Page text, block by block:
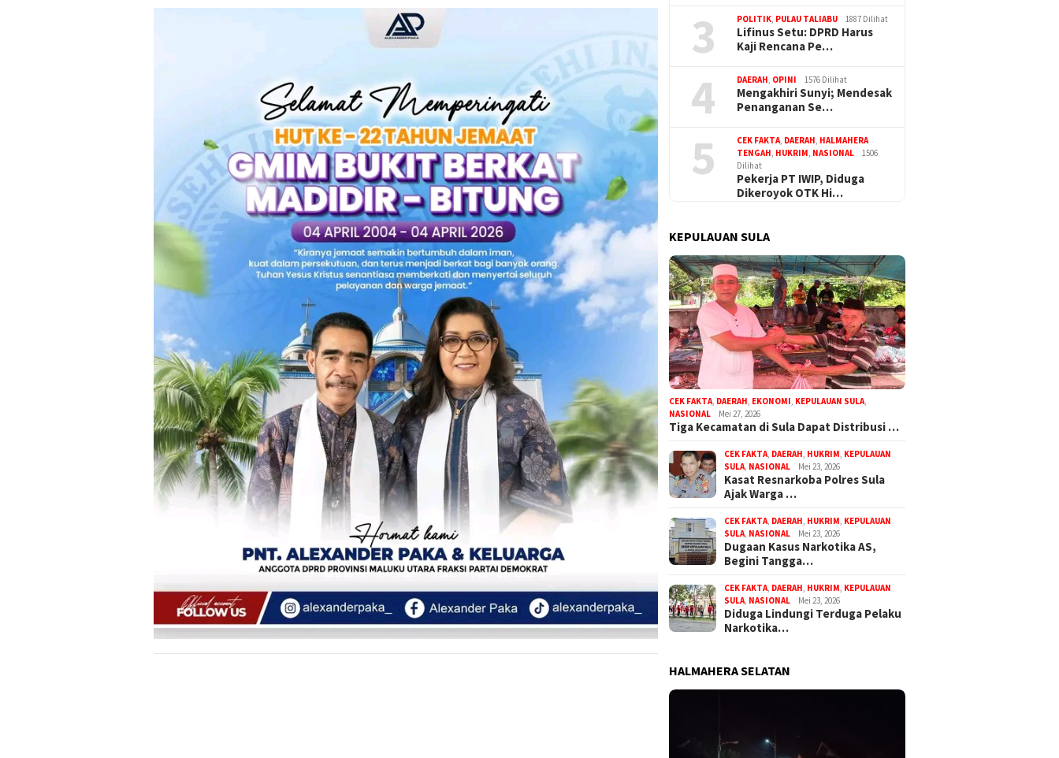
3 POLITIK, PULAU TALIABU 1887 Dilihat
Lifinus Setu: DPRD Harus
Kaji Rencana Pe…
4 DAERAH, OPINI 1576 Dilihat
Mengakhiri Sunyi; Mendesak
Penanganan Se…
5 CEK FAKTA, DAERAH, HALMAHERA
TENGAH, HUKRIM, NASIONAL
1506
Dilihat
Pekerja PT IWIP, Diduga
Dikeroyok OTK Hi…
KEPULAUAN SULA
CEK FAKTA DAERAH EKONOMI KEPULAUAN SULA
NASIONAL
Mei 27, 2026
Tiga Kecamatan di Sula Dapat Distribusi …
CEK FAKTA DAERAH HUKRIM KEPULAUAN
SULA NASIONAL Mei 23, 2026
Kasat Resnarkoba Polres Sula
Ajak Warga …
CEK FAKTA DAERAH HUKRIM KEPULAUAN
SULA NASIONAL Mei 23, 2026
Dugaan Kasus Narkotika AS,
Begini Tangga…
CEK FAKTA DAERAH HUKRIM KEPULAUAN
SULA NASIONAL Mei 23, 2026
Diduga Lindungi Terduga Pelaku
Narkotika…
HALMAHERA SELATAN